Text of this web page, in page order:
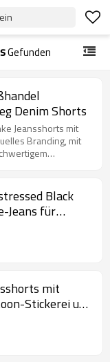
Gefunden
Denim Shorts
Jeansshorts mit
Branding, mit
Black
Jeans für
mit
Stickerei und